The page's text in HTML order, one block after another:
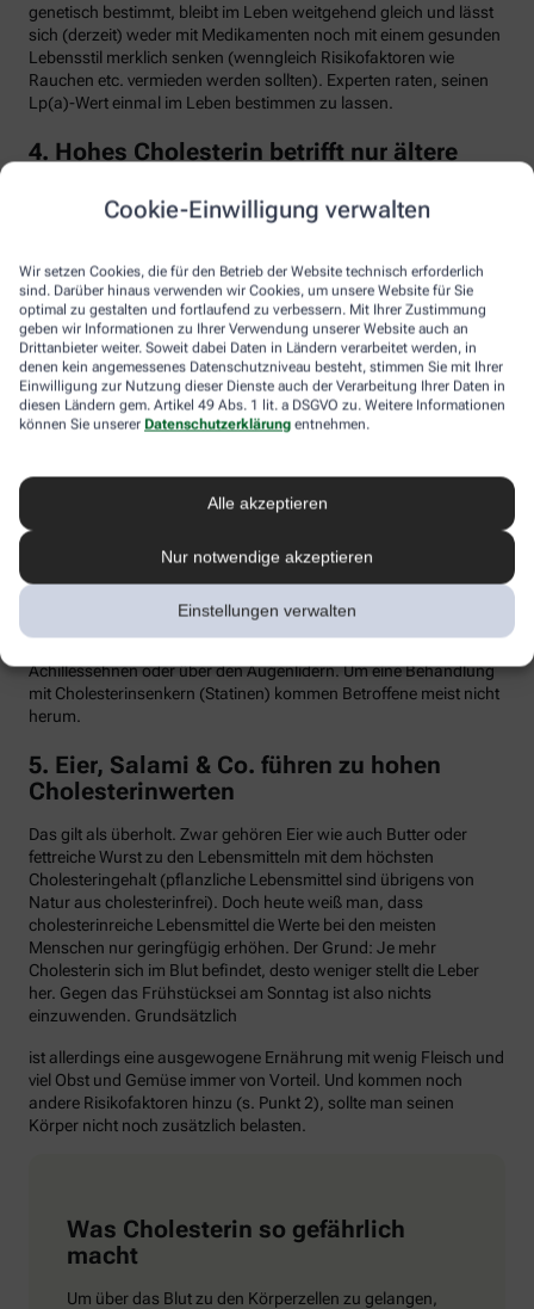
Cookie-Einwilligung verwalten
Wir setzen Cookies, die für den Betrieb der Website technisch erforderlich
sind. Darüber hinaus verwenden wir Cookies, um unsere Website für Sie
optimal zu gestalten und fortlaufend zu verbessern. Mit Ihrer Zustimmung
geben wir Informationen zu Ihrer Verwendung unserer Website auch an
Drittanbieter weiter. Soweit dabei Daten in Ländern verarbeitet werden, in
denen kein angemessenes Datenschutzniveau besteht, stimmen Sie mit Ihrer
Einwilligung zur Nutzung dieser Dienste auch der Verarbeitung Ihrer Daten in
diesen Ländern gem. Artikel 49 Abs. 1 lit. a DSGVO zu. Weitere Informationen
können Sie unserer Datenschutzerklärung entnehmen.
Alle akzeptieren
Nur notwendige akzeptieren
Einstellungen verwalten
genetisch bestimmt, bleibt im Leben weitgehend gleich und lässt
sich (derzeit) weder mit Medikamenten noch mit einem gesunden
Lebensstil merklich senken (wenngleich Risikofaktoren wie
Rauchen etc. vermieden werden sollten). Experten raten, seinen
Lp(a)-Wert einmal im Leben bestimmen zu lassen.
4. Hohes Cholesterin betrifft nur ältere
Falsch. Zwar steigt das Risiko für erhöhte Cholesterinwerte mit
Hypercholesterinämie (FH) haben jedoch schon von Geburt an
erhöhte Blutfettwerte. Bei der erblich bedingten
Stoffwechselerkrankung sammelt sich durch einen Gendefekt
sehr viel LDL-Cholesterin im Blut an (über 190 bis 500 mg/dl) und
lagert sich an den Wänden der Arterien und Venen ab. Betroffene
entwickeln oft schon im jungen Erwachsenenalter eine
Arteriosklerose.
bis zur Menopause durch Hormone besser geschützt, bei ihnen
sind es rund 30 Prozent bis zum Alter von 60 Jahren. Die familiäre
Hypercholesterinämie kommt bei etwa einer von 300 Personen
vor. Sind in der Familie Fälle von frühen Herzinfarkten, Stents oder
Bypass-Operationen bekannt, sollte man sein Cholesterin
dringend überprüfen lassen. Anzeichen können auch gelbliche
Achillessehnen oder über den Augenlidern. Um eine Behandlung
mit Cholesterinsenkern (Statinen) kommen Betroffene meist nicht
herum.
5. Eier, Salami & Co. führen zu hohen
Cholesterinwerten
Das gilt als überholt. Zwar gehören Eier wie auch Butter oder
fettreiche Wurst zu den Lebensmitteln mit dem höchsten
Cholesteringehalt (pflanzliche Lebensmittel sind übrigens von
Natur aus cholesterinfrei). Doch heute weiß man, dass
cholesterinreiche Lebensmittel die Werte bei den meisten
Menschen nur geringfügig erhöhen. Der Grund: Je mehr
Cholesterin sich im Blut befindet, desto weniger stellt die Leber
her. Gegen das Frühstücksei am Sonntag ist also nichts
einzuwenden. Grundsätzlich
ist allerdings eine ausgewogene Ernährung mit wenig Fleisch und
viel Obst und Gemüse immer von Vorteil. Und kommen noch
andere Risikofaktoren hinzu (s. Punkt 2), sollte man seinen
Körper nicht noch zusätzlich belasten.
Was Cholesterin so gefährlich
macht
Um über das Blut zu den Körperzellen zu gelangen,